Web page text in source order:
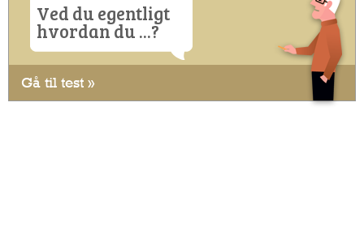
Ved du egentligt
hvordan du ...?
Gå til test »